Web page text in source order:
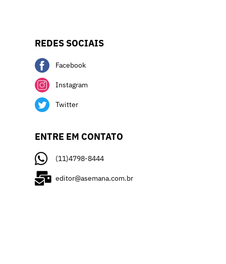
REDES SOCIAIS
Facebook
Instagram
Twitter
ENTRE EM CONTATO
(11)4798-8444
editor@asemana.com.br